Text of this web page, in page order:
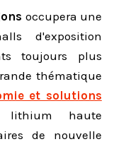
occupera une
d'exposition
toujours plus
thématique
et solutions
haute
de nouvelle